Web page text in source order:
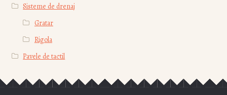
Sisteme de drenaj
Gratar
Rigola
Pavele de tactil